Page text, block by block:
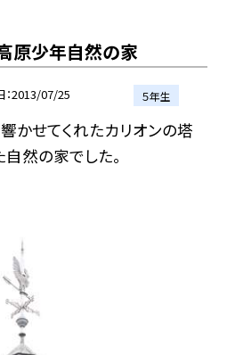
原少年自然の家
2013/07/25 ５年生
かせてくれたカリオンの塔
然の家でした。